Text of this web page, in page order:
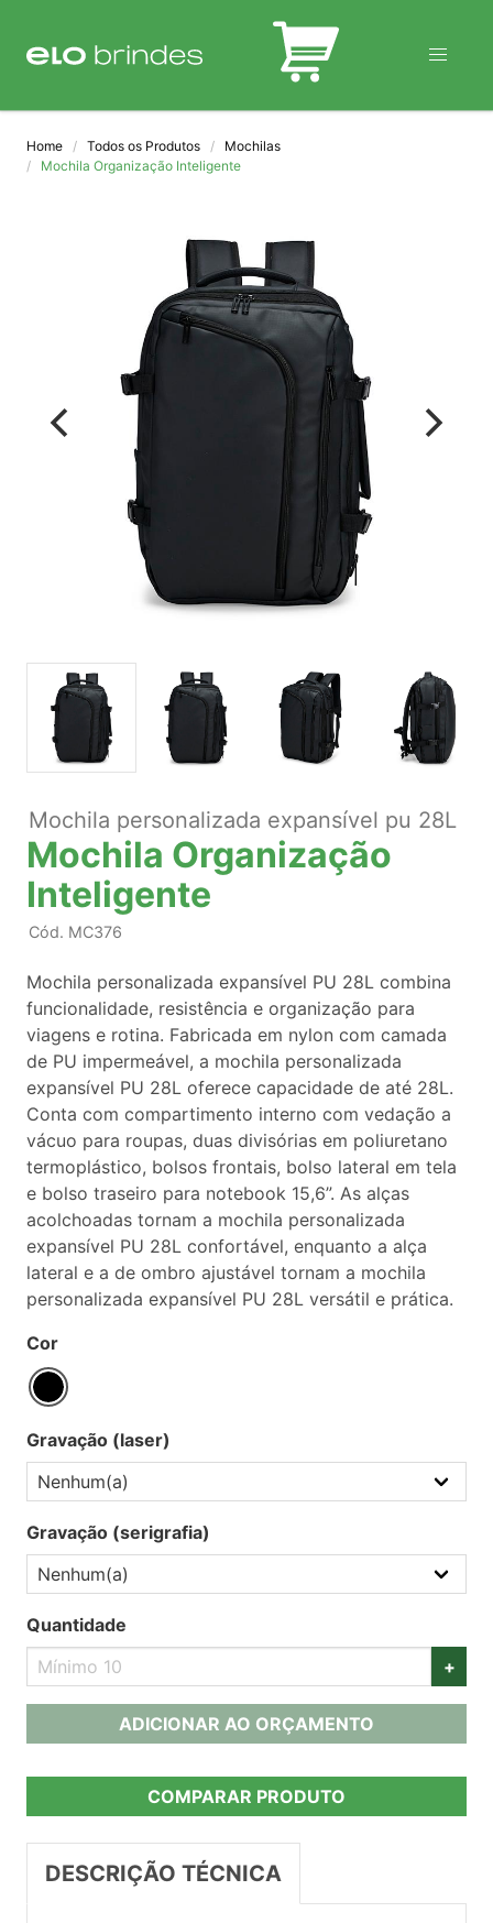
BLOG
Home Todos os Produtos
Mochilas
Mochila Organização Inteligente
Mochila personalizada expansível pu 28L
Mochila Organização
Inteligente
Cód. MC376
Mochila personalizada expansível PU 28L combina
funcionalidade, resistência e organização para
viagens e rotina. Fabricada em nylon com camada
de PU impermeável, a mochila personalizada
expansível PU 28L oferece capacidade de até 28L.
Conta com compartimento interno com vedação a
vácuo para roupas, duas divisórias em poliuretano
termoplástico, bolsos frontais, bolso lateral em tela
e bolso traseiro para notebook 15,6”. As alças
acolchoadas tornam a mochila personalizada
expansível PU 28L confortável, enquanto a alça
lateral e a de ombro ajustável tornam a mochila
personalizada expansível PU 28L versátil e prática.
Cor
Gravação (laser)
Gravação (serigrafia)
Quantidade
+
ADICIONAR AO ORÇAMENTO
COMPARAR PRODUTO
DESCRIÇÃO TÉCNICA